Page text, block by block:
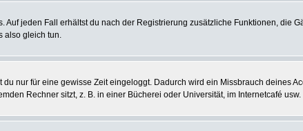
jeden Fall erhältst du nach der Registrierung zusätzliche Funktionen, die
also gleich tun.
nur für eine gewisse Zeit eingeloggt. Dadurch wird ein Missbrauch deines
Rechner sitzt, z. B. in einer Bücherei oder Universität, im Internetcafé usw.